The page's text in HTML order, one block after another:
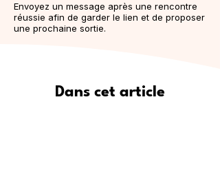
Envoyez un message après une rencontre
réussie afin de garder le lien et de proposer
une prochaine sortie.
Dans cet article